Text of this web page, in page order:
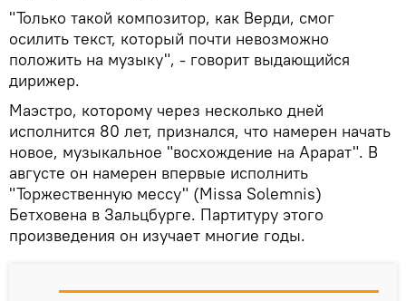
"Только такой композитор, как Верди, смог
осилить текст, который почти невозможно
положить на музыку", - говорит выдающийся
дирижер.
Маэстро, которому через несколько дней
исполнится 80 лет, признался, что намерен начать
новое, музыкальное "восхождение на Арарат". В
августе он намерен впервые исполнить
"Торжественную мессу" (Missa Solemnis)
Бетховена в Зальцбурге. Партитуру этого
произведения он изучает многие годы.